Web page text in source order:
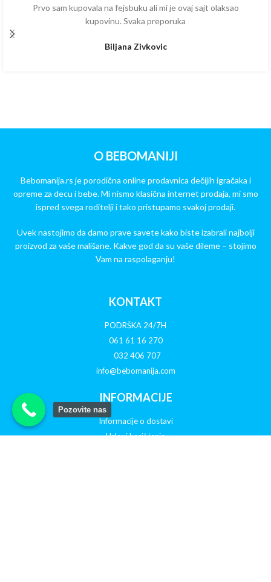
Prvo sam kupovala na fejsbuku ali mi je ovaj sajt olaksao
kupovinu. Svaka preporuka
Biljana Zivkovic
O BEBOMANIJI
Bebomanija.rs je porodična online prodavnica dečijih igračaka i
opreme za decu i bebe. Mi nismo klasična internet prodaja, mi smo
ispred svega roditelji i tako pristupamo svakoj prodaji.
Uvek nastojimo da damo prave savete kako biste izabrali najbolji
proizvod za vaše mališane. Kakve god da su vaše dileme – stojimo
Vam na raspolaganju!
KONTAKT
PODRŠKA 24/7H
061 61 16 270
032 406 707
info@bebomanija.com
INFORMACIJE
Informacije o dostavi
Uslovi korišćenja
Pozovite nas